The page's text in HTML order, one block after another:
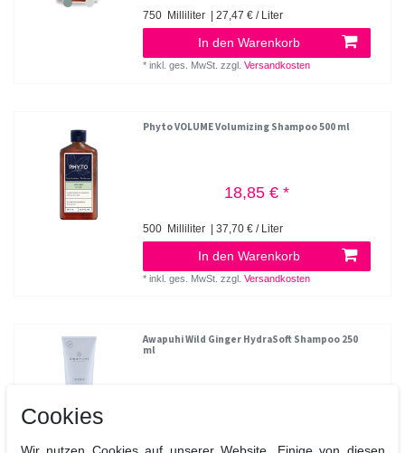
750 Milliliter | 27,47 € / Liter
In den Warenkorb
*inkl. ges. MwSt. zzgl.Versandkosten
Phyto VOLUME Volumizing Shampoo 500 ml
18,85 € *
500 Milliliter | 37,70 € / Liter
In den Warenkorb
*inkl. ges. MwSt. zzgl.Versandkosten
Awapuhi Wild Ginger HydraSoft Shampoo 250
ml
Cookies
Wir nutzen Cookies auf unserer Website. Einige von diesen